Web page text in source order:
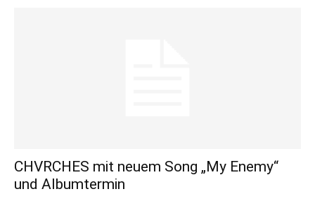
CHVRCHES mit neuem Song „My Enemy“
und Albumtermin